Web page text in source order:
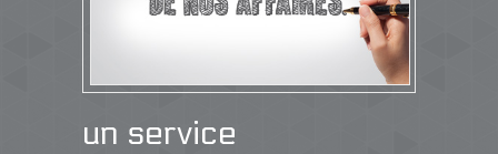
un service